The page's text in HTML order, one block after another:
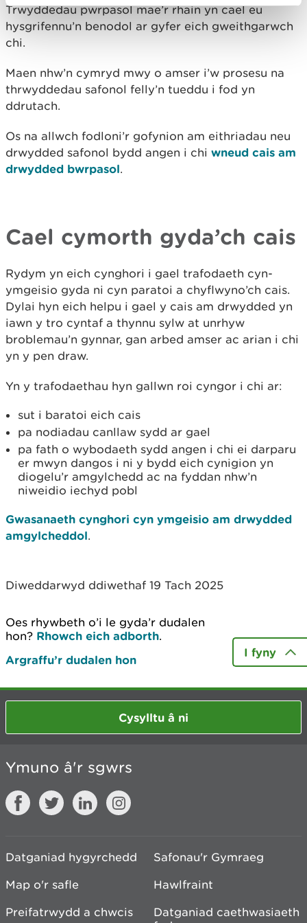
Trwyddedau pwrpasol mae’r rhain yn cael eu
hysgrifennu’n benodol ar gyfer eich gweithgarwch
chi.
Maen nhw’n cymryd mwy o amser i’w prosesu na
thrwyddedau safonol felly’n tueddu i fod yn
ddrutach.
Os na allwch fodloni’r gofynion am eithriadau neu
drwydded safonol bydd angen i chi wneud cais am
drwydded bwrpasol.
Cael cymorth gyda’ch cais
Rydym yn eich cynghori i gael trafodaeth cyn-
ymgeisio gyda ni cyn paratoi a chyflwyno’ch cais.
Dylai hyn eich helpu i gael y cais am drwydded yn
iawn y tro cyntaf a thynnu sylw at unrhyw
broblemau’n gynnar, gan arbed amser ac arian i chi
yn y pen draw.
Yn y trafodaethau hyn gallwn roi cyngor i chi ar:
sut i baratoi eich cais
pa nodiadau canllaw sydd ar gael
pa fath o wybodaeth sydd angen i chi ei darparu
er mwyn dangos i ni y bydd eich cynigion yn
diogelu’r amgylchedd ac na fyddan nhw’n
niweidio iechyd pobl
Gwasanaeth cynghori cyn ymgeisio am drwydded
amgylcheddol.
Diweddarwyd ddiwethaf 19 Tach 2025
Oes rhywbeth o’i le gyda’r dudalen
hon? Rhowch eich adborth.
Argraffu’r dudalen hon
I fyny
Cysylltu â ni
Ymuno â'r sgwrs
Datganiad hygyrchedd
Safonau'r Gymraeg
Map o'r safle
Hawlfraint
Preifatrwydd a chwcis
Datganiad caethwasiaeth